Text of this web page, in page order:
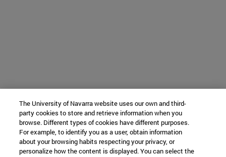
The University of Navarra website uses our own and third-
party cookies to store and retrieve information when you
browse. Different types of cookies have different purposes.
For example, to identify you as a user, obtain information
about your browsing habits respecting your privacy, or
personalize how the content is displayed. You can select the